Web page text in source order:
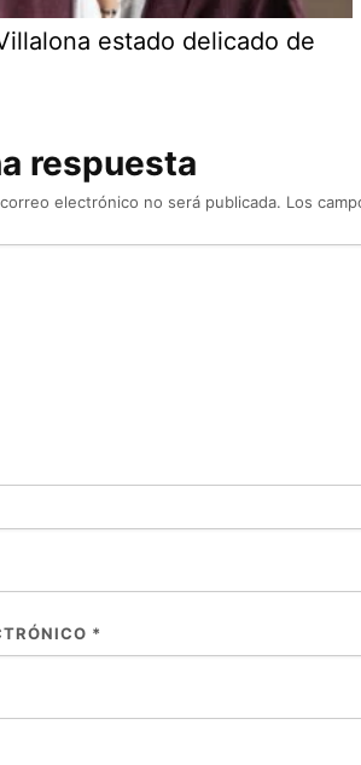
estado delicado de
respuesta
electrónico no será publicada. Los
*